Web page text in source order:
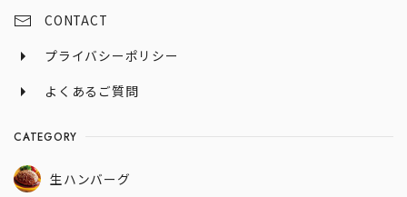
CONTACT
プライバシーポリシー
よくあるご質問
CATEGORY
生ハンバーグ